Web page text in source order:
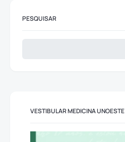
PESQUISAR
VESTIBULAR MEDICINA UNOESTE